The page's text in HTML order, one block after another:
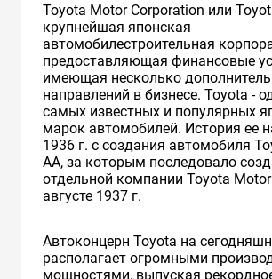
Toyota Motor Corporation или
крупнейшая японская
автомобилестроительная
предоставляющая финансовые
имеющая несколько
направлений в бизнесе. Toyota -
самых известных и популярных
марок автомобилей. История ее
1936 г. с создания автомобиля
AA, за которым последовало
отдельной компании Toyota Motor
августе 1937 г.
Автоконцерн Toyota на
располагает огромными
мощностями, выпуская